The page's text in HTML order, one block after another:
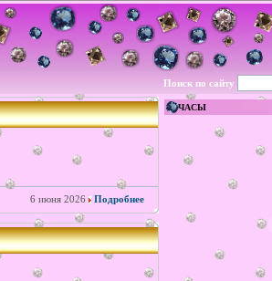
Поиск по сайту
6 июня 2026 Подробнее
ЧАСЫ